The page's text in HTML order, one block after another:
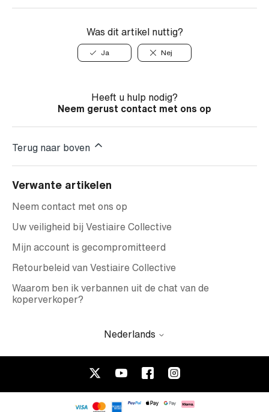
Was dit artikel nuttig?
Ja Nej
Heeft u hulp nodig?
Neem gerust contact met ons op
Terug naar boven
Verwante artikelen
Neem contact met ons op
Uw veiligheid bij Vestiaire Collective
Mijn account is gecompromitteerd
Retourbeleid van Vestiaire Collective
Waarom ben ik verbannen uit de chat van de
koperverkoper?
Nederlands